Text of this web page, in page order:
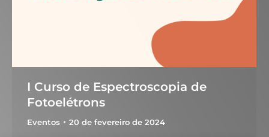
I Curso de Espectroscopia de
Fotoelétrons
Eventos 20 de fevereiro de 2024